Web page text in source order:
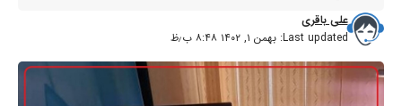
Last updated: بهمن ۱, ۱۴۰۲ ۸:۴۸ ب٫ظ
علی باقری